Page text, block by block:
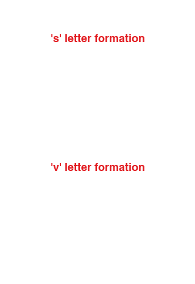
's' letter formation
'v' letter formation